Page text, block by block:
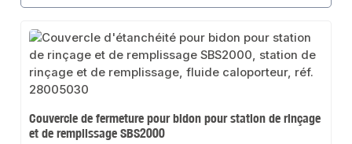
Couvercle de fermeture pour bidon pour station de rinçage
et de remplissage SBS2000